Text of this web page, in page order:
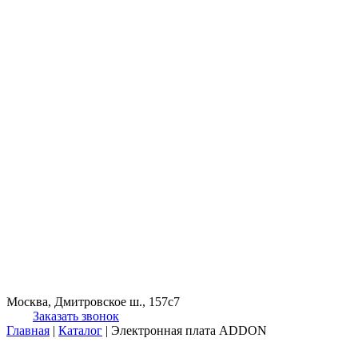
Москва, Дмитровское ш., 157с7
Заказать звонок
Главная | Каталог | Электронная плата ADDON